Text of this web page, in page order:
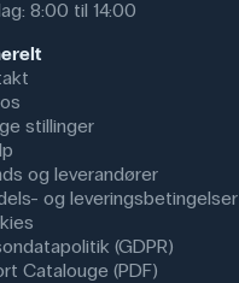
8:00 til 14:00
stillinger
og leverandører
og leveringsbetingelser
(GDPR)
Catalouge (PDF)